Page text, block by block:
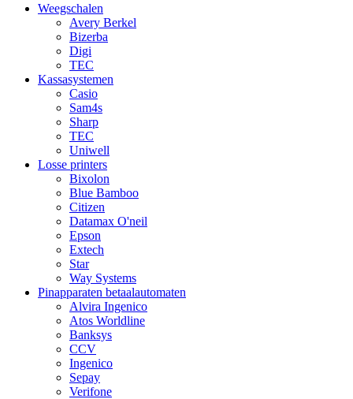
Weegschalen
Avery Berkel
Bizerba
Digi
TEC
Kassasystemen
Casio
Sam4s
Sharp
TEC
Uniwell
Losse printers
Bixolon
Blue Bamboo
Citizen
Datamax O'neil
Epson
Extech
Star
Way Systems
Pinapparaten betaalautomaten
Alvira Ingenico
Atos Worldline
Banksys
CCV
Ingenico
Sepay
Verifone